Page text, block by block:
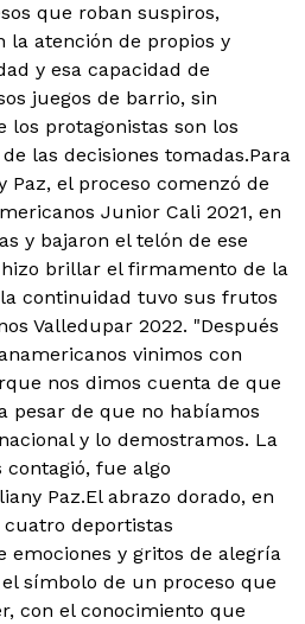
que roban suspiros,
la atención de propios y
y esa capacidad de
juegos de barrio, sin
los protagonistas son los
las decisiones tomadas.Para
Paz, el proceso comenzó de
Junior Cali 2021, en
y bajaron el telón de ese
brillar el firmamento de la
continuidad tuvo sus frutos
Valledupar 2022. "Después
vinimos con
nos dimos cuenta de que
pesar de que no habíamos
y lo demostramos. La
fue algo
Paz.El abrazo dorado, en
deportistas
emociones y gritos de alegría
símbolo de un proceso que
con el conocimiento que